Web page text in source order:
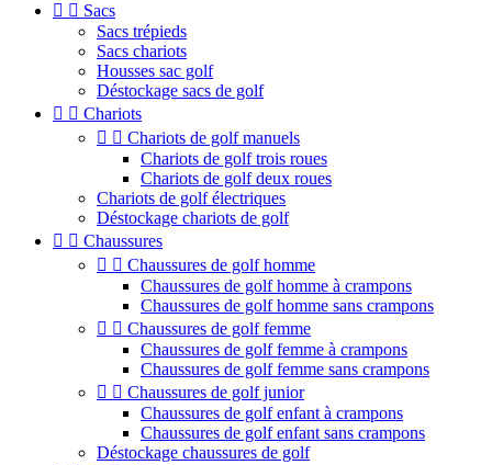
  Sacs
Sacs trépieds
Sacs chariots
Housses sac golf
Déstockage sacs de golf
  Chariots
  Chariots de golf manuels
Chariots de golf trois roues
Chariots de golf deux roues
Chariots de golf électriques
Déstockage chariots de golf
  Chaussures
  Chaussures de golf homme
Chaussures de golf homme à crampons
Chaussures de golf homme sans crampons
  Chaussures de golf femme
Chaussures de golf femme à crampons
Chaussures de golf femme sans crampons
  Chaussures de golf junior
Chaussures de golf enfant à crampons
Chaussures de golf enfant sans crampons
Déstockage chaussures de golf